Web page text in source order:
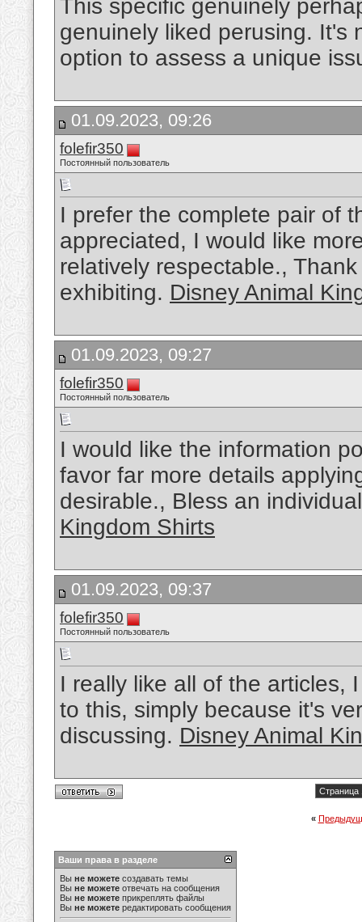
This specific genuinely
genuinely liked perusing. It's
option to assess a unique
01.09.2023, 09:26
folefir350
Постоянный пользователь
I prefer the complete pair of
appreciated, I would like
relatively respectable.,
exhibiting. Disney Animal
01.09.2023, 09:27
folefir350
Постоянный пользователь
I would like the information
favor far more details
desirable., Bless an
Kingdom Shirts
01.09.2023, 09:37
folefir350
Постоянный пользователь
I really like all of the articles,
to this, simply because it's
discussing. Disney Animal
Страница
«
Ваши права в разделе
Вы не можете создавать темы
Вы не можете отвечать на сообщения
Вы не можете прикреплять файлы
Вы не можете редактировать сообщения